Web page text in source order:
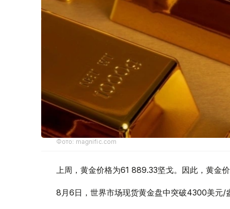
Фото: magnific.com
上周，黄金价格为61 889.33坚戈。因此，黄金
8月6日，世界市场现货黄金盘中突破4300美元/